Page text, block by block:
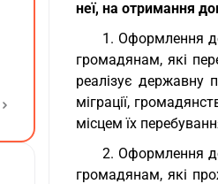
неї, на отримання
1. Оформлення
громадянам, які
реалізує державну
міграції,
місцем їх
2. Оформлення
громадянам, які